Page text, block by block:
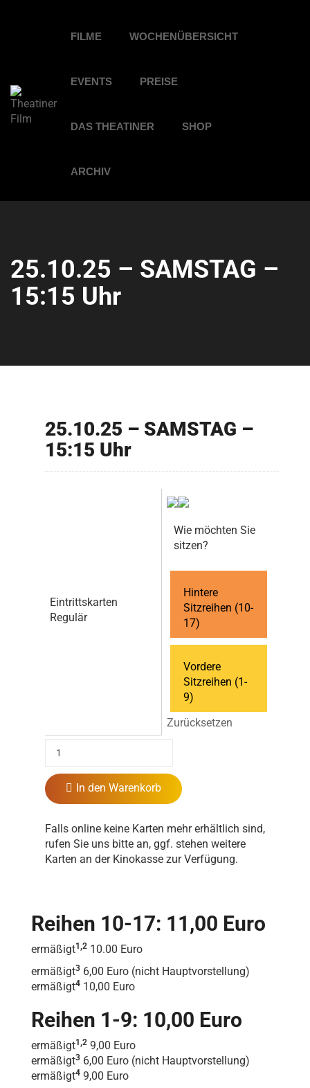
FILME WOCHENÜBERSICHT
EVENTS PREISE
DAS THEATINER SHOP
ARCHIV
25.10.25 – SAMSTAG –
15:15 Uhr
25.10.25 – SAMSTAG –
15:15 Uhr
Eintrittskarten
Regulär
Wie möchten Sie
sitzen?
Hintere
Sitzreihen (10-
17)
Vordere
Sitzreihen (1-
9)
Zurücksetzen
In den Warenkorb
Falls online keine Karten mehr erhältlich sind,
rufen Sie uns bitte an, ggf. stehen weitere
Karten an der Kinokasse zur Verfügung.
Reihen 10-17: 11,00 Euro
ermäßigt1,2 10.00 Euro
ermäßigt3 6,00 Euro (nicht Hauptvorstellung)
ermäßigt4 10,00 Euro
Reihen 1-9: 10,00 Euro
ermäßigt1,2 9,00 Euro
ermäßigt3 6,00 Euro (nicht Hauptvorstellung)
ermäßigt4 9,00 Euro